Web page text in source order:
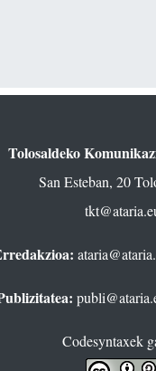
Tolosaldeko
San Esteban, 20
Codesyntaxek